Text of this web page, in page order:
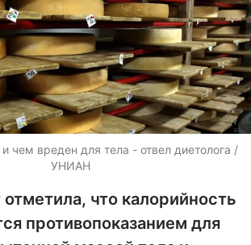
чем вреден для тела - отвел диетолога /
УНИАН
что калорийность
противопоказанием для